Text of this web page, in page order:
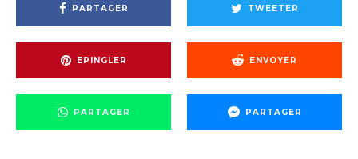
PARTAGER TWEETER
EPINGLER ENVOYER
PARTAGER PARTAGER